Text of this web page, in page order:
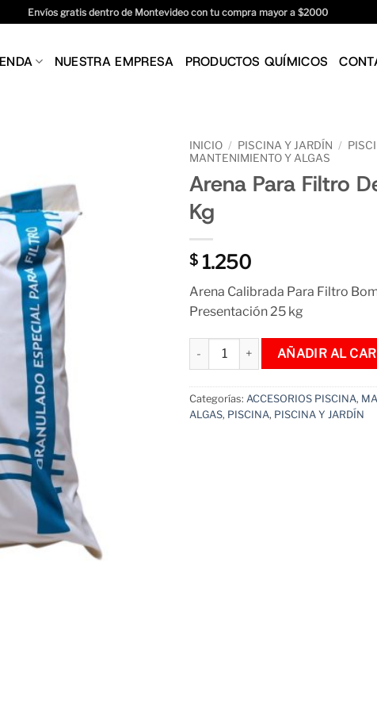
Envíos gratis dentro de Montevideo con tu compra mayor a $2000
NUESTRA EMPRESA PRODUCTOS QUÍMICOS
INICIO / PISCINA Y JARDÍN /
MANTENIMIENTO Y ALGAS
Arena Para Filtro
Kg
$ 1.250
Arena Calibrada Para Filtro
Presentación 25 kg
Arena Para Filtro De Piscina 25 Kg
AÑADIR AL
Categorías: ACCESORIOS PISCINA,
ALGAS, PISCINA, PISCINA Y JARDÍN